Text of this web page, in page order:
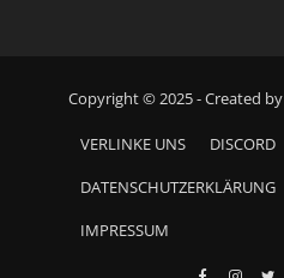
Copyright © 2025 - Created by
VERLINKE UNS DISCORD
DATENSCHUTZERKLÄRUNG
IMPRESSUM